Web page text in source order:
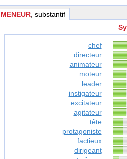
MENEUR , substantif
chef
directeur
animateur
moteur
leader
instigateur
excitateur
agitateur
tête
protagoniste
factieux
dirigeant